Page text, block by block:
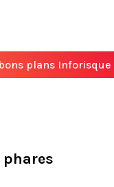
plans Inforisque
phares